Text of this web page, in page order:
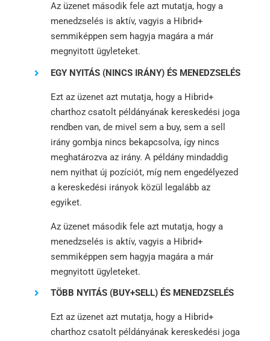
Az üzenet második fele azt mutatja, hogy a
menedzselés is aktív, vagyis a Hibrid+
semmiképpen sem hagyja magára a már
megnyitott ügyleteket.
EGY NYITÁS (NINCS IRÁNY) ÉS MENEDZSELÉS
Ezt az üzenet azt mutatja, hogy a Hibrid+
charthoz csatolt példányának kereskedési joga
rendben van, de mivel sem a buy, sem a sell
irány gombja nincs bekapcsolva, így nincs
meghatározva az irány. A példány mindaddig
nem nyithat új pozíciót, míg nem engedélyezed
a kereskedési irányok közül legalább az
egyiket.
Az üzenet második fele azt mutatja, hogy a
menedzselés is aktív, vagyis a Hibrid+
semmiképpen sem hagyja magára a már
megnyitott ügyleteket.
TÖBB NYITÁS (BUY+SELL) ÉS MENEDZSELÉS
Ezt az üzenet azt mutatja, hogy a Hibrid+
charthoz csatolt példányának kereskedési joga